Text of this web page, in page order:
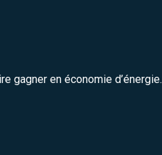
gagner en économie d’énergie.